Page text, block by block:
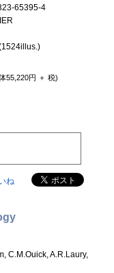
65395-4
55,220円 ＋ 税)
ね
C.M.Ouick, A.R.Laury,